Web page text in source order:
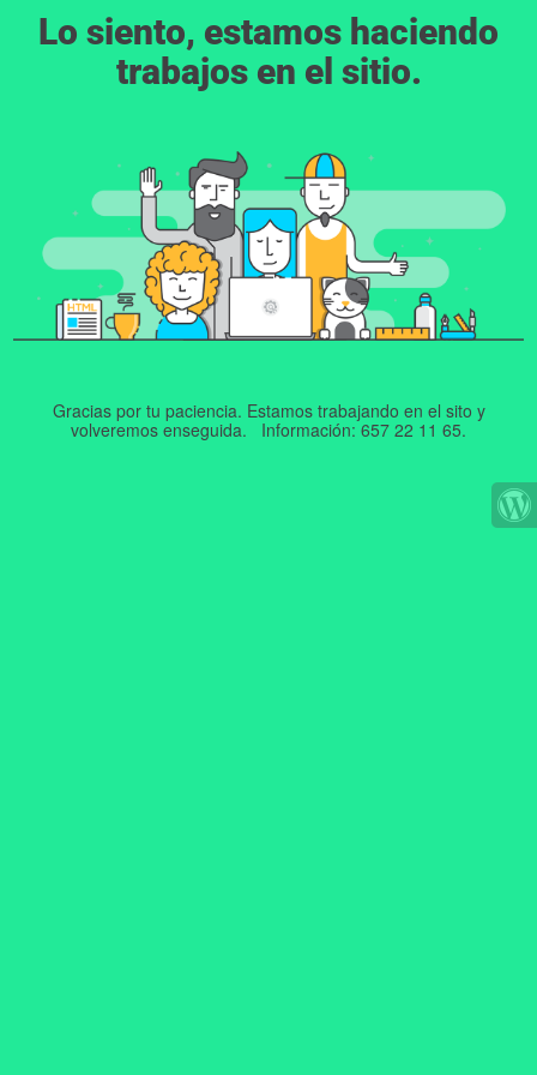
Lo siento, estamos haciendo
trabajos en el sitio.
Gracias por tu paciencia. Estamos trabajando en el sito y
volveremos enseguida. Información: 657 22 11 65.